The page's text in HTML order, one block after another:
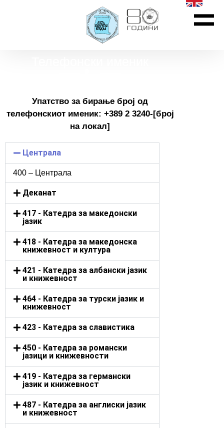
Упатство за бирање број од
телефонскиот именик: +389 2 3240-[број
на локал]
Централа
400 – Централа
Деканат
417 - Катедра за македонски
јазик
418 - Катедра за македонска
книжевност и култура
421 - Катедра за албански јазик
и книжевност
464 - Катедра за турски јазик и
книжевност
423 - Катедра за славистика
450 - Катедра за романски
јазици и книжевности
419 - Катедра за германски
јазик и книжевност
487 - Катедра за англиски јазик
и книжевност